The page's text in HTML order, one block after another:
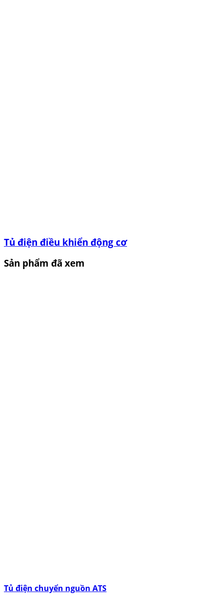
Tủ điện điều khiển động cơ
Sản phẩm đã xem
Tủ điện chuyển nguồn ATS